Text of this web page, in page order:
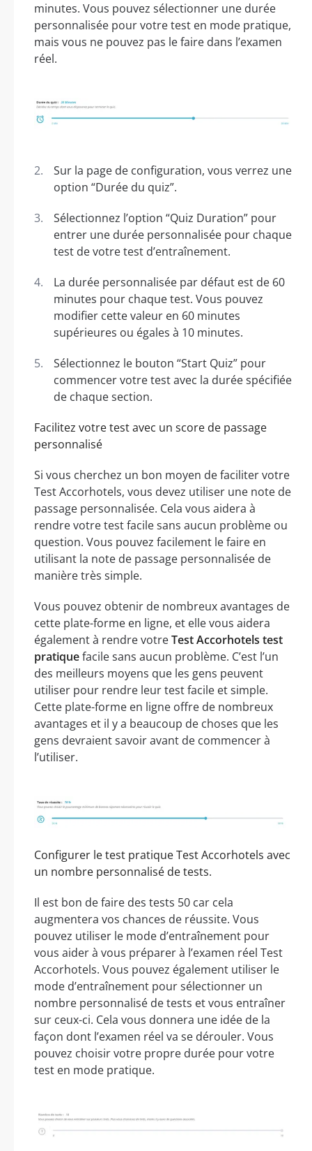
minutes. Vous pouvez sélectionner une durée
personnalisée pour votre test en mode pratique,
mais vous ne pouvez pas le faire dans l’examen
réel.
Sur la page de configuration, vous verrez une
option “Durée du quiz”.
Sélectionnez l’option “Quiz Duration” pour
entrer une durée personnalisée pour chaque
test de votre test d’entraînement.
La durée personnalisée par défaut est de 60
minutes pour chaque test. Vous pouvez
modifier cette valeur en 60 minutes
supérieures ou égales à 10 minutes.
Sélectionnez le bouton “Start Quiz” pour
commencer votre test avec la durée spécifiée
de chaque section.
Facilitez votre test avec un score de passage
personnalisé
Si vous cherchez un bon moyen de faciliter votre
Test Accorhotels, vous devez utiliser une note de
passage personnalisée. Cela vous aidera à
rendre votre test facile sans aucun problème ou
question. Vous pouvez facilement le faire en
utilisant la note de passage personnalisée de
manière très simple.
Vous pouvez obtenir de nombreux avantages de
cette plate-forme en ligne, et elle vous aidera
également à rendre votreTest Accorhotels test
pratiquefacile sans aucun problème. C’est l’un
des meilleurs moyens que les gens peuvent
utiliser pour rendre leur test facile et simple.
Cette plate-forme en ligne offre de nombreux
avantages et il y a beaucoup de choses que les
gens devraient savoir avant de commencer à
l’utiliser.
Configurer le test pratique Test Accorhotels avec
un nombre personnalisé de tests.
Il est bon de faire des tests 50 car cela
augmentera vos chances de réussite. Vous
pouvez utiliser le mode d’entraînement pour
vous aider à vous préparer à l’examen réel Test
Accorhotels. Vous pouvez également utiliser le
mode d’entraînement pour sélectionner un
nombre personnalisé de tests et vous entraîner
sur ceux-ci. Cela vous donnera une idée de la
façon dont l’examen réel va se dérouler. Vous
pouvez choisir votre propre durée pour votre
test en mode pratique.